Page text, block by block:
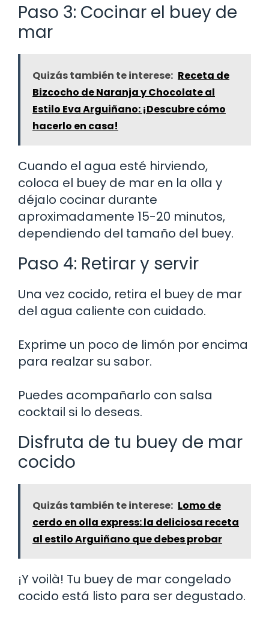
Paso 3: Cocinar el buey de
mar
Quizás también te interese: Receta de
Bizcocho de Naranja y Chocolate al
Estilo Eva Arguiñano: ¡Descubre cómo
hacerlo en casa!
Cuando el agua esté hirviendo,
coloca el buey de mar en la olla y
déjalo cocinar durante
aproximadamente 15-20 minutos,
dependiendo del tamaño del buey.
Paso 4: Retirar y servir
Una vez cocido, retira el buey de mar
del agua caliente con cuidado.
Exprime un poco de limón por encima
para realzar su sabor.
Puedes acompañarlo con salsa
cocktail si lo deseas.
Disfruta de tu buey de mar
cocido
Quizás también te interese: Lomo de
cerdo en olla express: la deliciosa receta
al estilo Arguiñano que debes probar
¡Y voilà! Tu buey de mar congelado
cocido está listo para ser degustado.